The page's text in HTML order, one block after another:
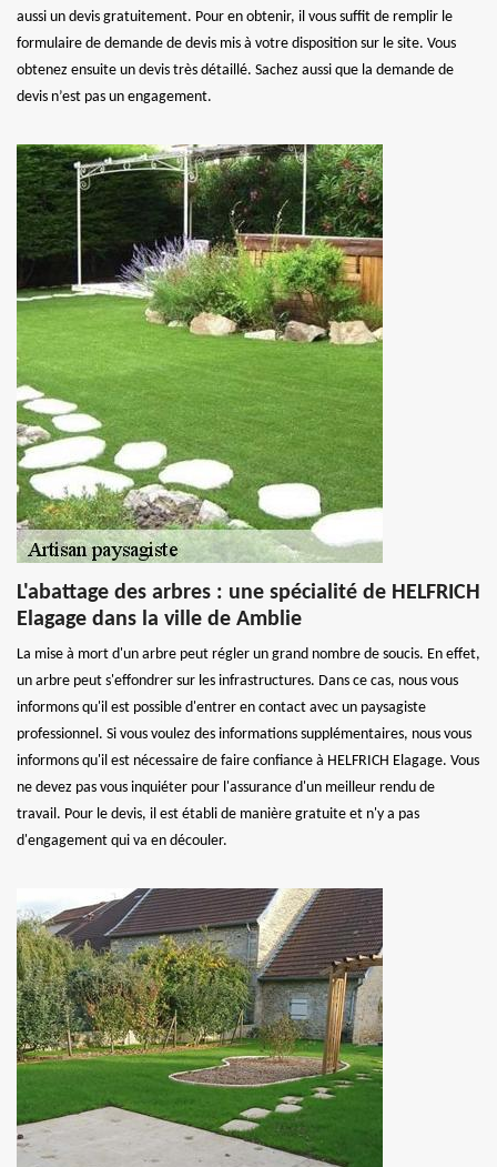
aussi un devis gratuitement. Pour en obtenir, il vous suffit de remplir le
formulaire de demande de devis mis à votre disposition sur le site. Vous
obtenez ensuite un devis très détaillé. Sachez aussi que la demande de
devis n’est pas un engagement.
L'abattage des arbres : une spécialité de HELFRICH
Elagage dans la ville de Amblie
La mise à mort d'un arbre peut régler un grand nombre de soucis. En effet,
un arbre peut s'effondrer sur les infrastructures. Dans ce cas, nous vous
informons qu'il est possible d'entrer en contact avec un paysagiste
professionnel. Si vous voulez des informations supplémentaires, nous vous
informons qu'il est nécessaire de faire confiance à HELFRICH Elagage. Vous
ne devez pas vous inquiéter pour l'assurance d'un meilleur rendu de
travail. Pour le devis, il est établi de manière gratuite et n'y a pas
d'engagement qui va en découler.